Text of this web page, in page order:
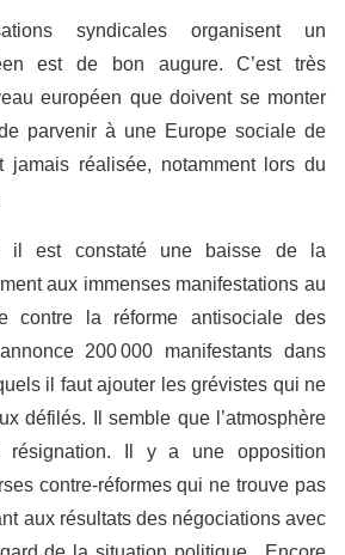
syndicales organisent un
est de bon augure. C’est très
européen que doivent se monter
parvenir à une Europe sociale de
jamais réalisée, notamment lors du
il est constaté une baisse de la
aux immenses manifestations au
contre la réforme antisociale des
200 000 manifestants dans
il faut ajouter les grévistes qui ne
défilés. Il semble que l’atmosphère
Il y a une opposition
contre-réformes qui ne trouve pas
aux résultats des négociations avec